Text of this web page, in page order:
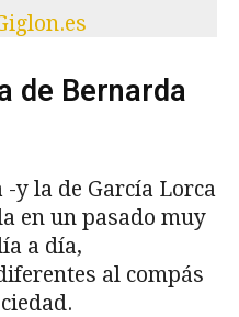
de Bernarda
-y la de García Lorca
en un pasado muy
a día,
al compás